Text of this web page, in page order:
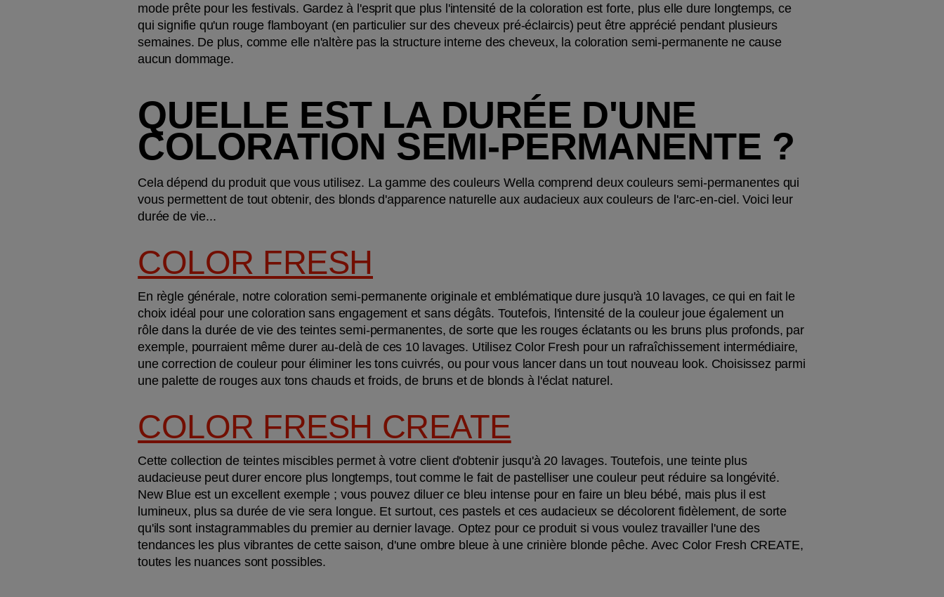
mode prête pour les festivals. Gardez à l'esprit que plus l'intensité de la coloration est forte, plus elle dure longtemps, ce
qui signifie qu'un rouge flamboyant (en particulier sur des cheveux pré-éclaircis) peut être apprécié pendant plusieurs
semaines. De plus, comme elle n'altère pas la structure interne des cheveux, la coloration semi-permanente ne cause
aucun dommage.
QUELLE EST LA DURÉE D'UNE
COLORATION SEMI-PERMANENTE ?
Cela dépend du produit que vous utilisez. La gamme des couleurs Wella comprend deux couleurs semi-permanentes qui
vous permettent de tout obtenir, des blonds d'apparence naturelle aux audacieux aux couleurs de l'arc-en-ciel. Voici leur
durée de vie...
COLOR FRESH
En règle générale, notre coloration semi-permanente originale et emblématique dure jusqu'à 10 lavages, ce qui en fait le
choix idéal pour une coloration sans engagement et sans dégâts. Toutefois, l'intensité de la couleur joue également un
rôle dans la durée de vie des teintes semi-permanentes, de sorte que les rouges éclatants ou les bruns plus profonds, par
exemple, pourraient même durer au-delà de ces 10 lavages. Utilisez Color Fresh pour un rafraîchissement intermédiaire,
une correction de couleur pour éliminer les tons cuivrés, ou pour vous lancer dans un tout nouveau look. Choisissez parmi
une palette de rouges aux tons chauds et froids, de bruns et de blonds à l'éclat naturel.
COLOR FRESH CREATE
Cette collection de teintes miscibles permet à votre client d'obtenir jusqu'à 20 lavages. Toutefois, une teinte plus
audacieuse peut durer encore plus longtemps, tout comme le fait de pastelliser une couleur peut réduire sa longévité.
New Blue est un excellent exemple ; vous pouvez diluer ce bleu intense pour en faire un bleu bébé, mais plus il est
lumineux, plus sa durée de vie sera longue. Et surtout, ces pastels et ces audacieux se décolorent fidèlement, de sorte
qu'ils sont instagrammables du premier au dernier lavage. Optez pour ce produit si vous voulez travailler l'une des
tendances les plus vibrantes de cette saison, d'une ombre bleue à une crinière blonde pêche. Avec Color Fresh CREATE,
toutes les nuances sont possibles.